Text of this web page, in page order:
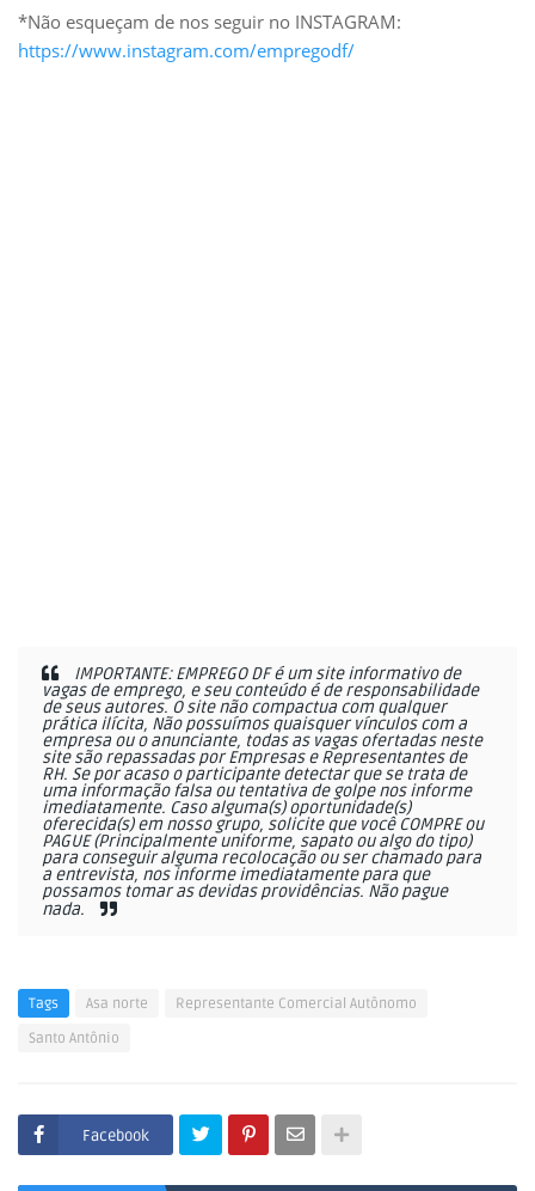
*Não esqueçam de nos seguir no INSTAGRAM:
https://www.instagram.com/empregodf/
IMPORTANTE: EMPREGO DF é um site informativo de
vagas de emprego, e seu conteúdo é de responsabilidade
de seus autores. O site não compactua com qualquer
prática ilícita, Não possuímos quaisquer vínculos com a
empresa ou o anunciante, todas as vagas ofertadas neste
site são repassadas por Empresas e Representantes de
RH. Se por acaso o participante detectar que se trata de
uma informação falsa ou tentativa de golpe nos informe
imediatamente. Caso alguma(s) oportunidade(s)
oferecida(s) em nosso grupo, solicite que você COMPRE ou
PAGUE (Principalmente uniforme, sapato ou algo do tipo)
para conseguir alguma recolocação ou ser chamado para
a entrevista, nos informe imediatamente para que
possamos tomar as devidas providências. Não pague
nada.
Tags Asa norte
Representante Comercial Autônomo
Santo Antônio
Facebook